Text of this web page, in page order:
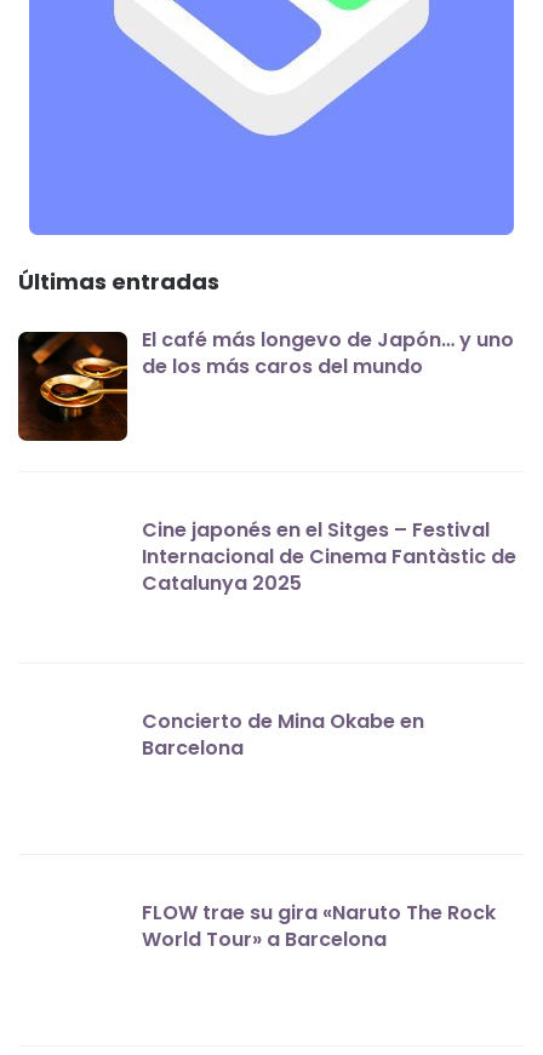
Últimas entradas
El café más longevo de Japón… y uno
de los más caros del mundo
Cine japonés en el Sitges – Festival
Internacional de Cinema Fantàstic de
Catalunya 2025
Concierto de Mina Okabe en
Barcelona
FLOW trae su gira «Naruto The Rock
World Tour» a Barcelona